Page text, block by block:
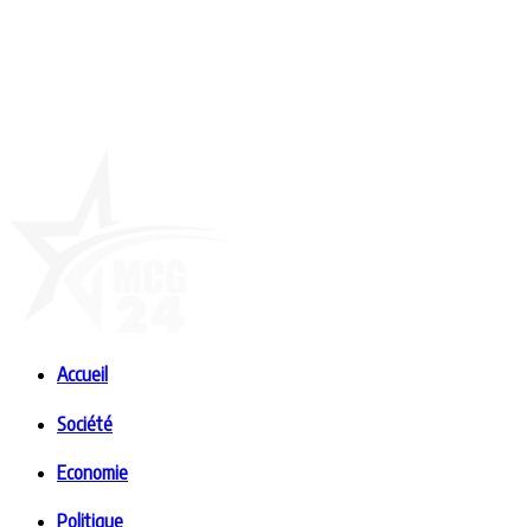
Accueil
Société
Economie
Politique